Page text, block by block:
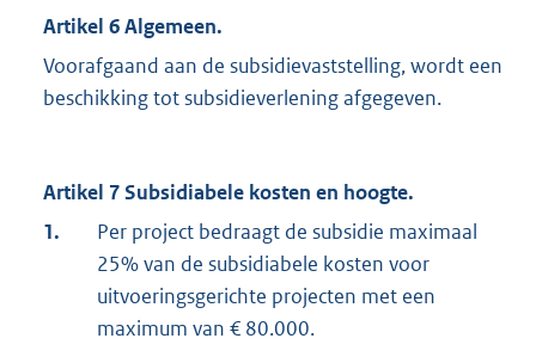
Artikel 6 Algemeen.
Voorafgaand aan de subsidievaststelling, wordt een
beschikking tot subsidieverlening afgegeven.
Artikel 7 Subsidiabele kosten en hoogte.
1.
Per project bedraagt de subsidie maximaal
25% van de subsidiabele kosten voor
uitvoeringsgerichte projecten met een
maximum van € 80.000.